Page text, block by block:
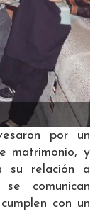
por un
matrimonio, y
su relación a
comunican
con un